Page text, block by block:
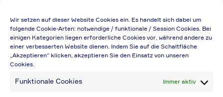
Wir setzen auf dieser Website Cookies ein. Es handelt sich dabei um
folgende Cookie-Arten: notwendige / funktionale / Session Cookies. Bei
einigen Kategorien liegen erforderliche Cookies vor, während andere zu
einer verbesserten Website dienen. Indem Sie auf die Schaltfläche
„Akzeptieren“ klicken, akzeptieren Sie den Einsatz von unseren
Cookies.
Funktionale Cookies Immer aktiv
Die Preisangabe gilt auch für
Handelsbetriebe (Netto-Preis, ohne
Rabattabzug)
Falls durch Falschangaben im Bestellformular